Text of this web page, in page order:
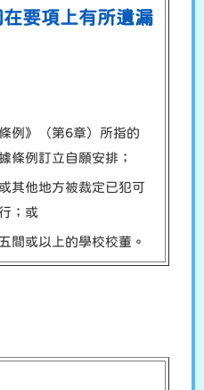
要項上有所遺漏
例》（第6章）所指的
條例訂立自願安排；
其他地方被裁定已犯可
；或
間或以上的學校校董。